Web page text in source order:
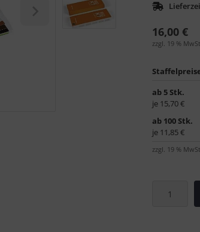
16,00 €
zzgl. 19 %
ab 5 Stk.
je 15,70 €
ab 100 Stk.
je 11,85 €
zzgl. 19 %